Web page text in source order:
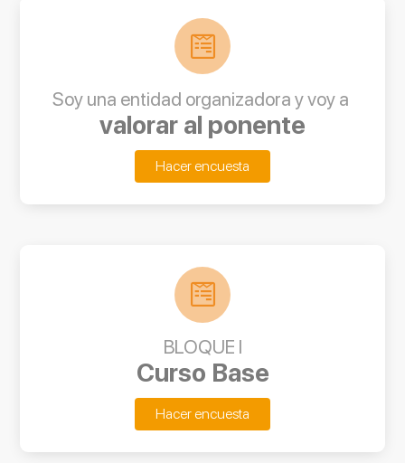
Soy una entidad organizadora y voy a
valorar al ponente
Hacer encuesta
BLOQUE I
Curso Base
Hacer encuesta